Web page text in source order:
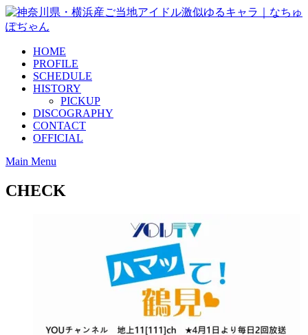
Skip
to
content
HOME
PROFILE
SCHEDULE
HISTORY
PICKUP
DISCOGRAPHY
CONTACT
OFFICIAL
Main Menu
CHECK